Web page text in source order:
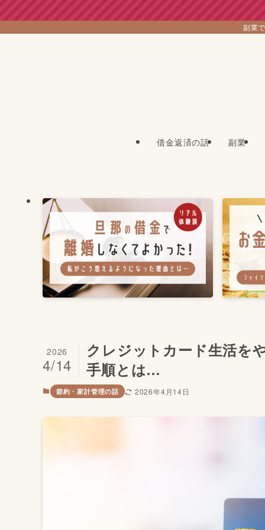
副業
借金返済の話 副業
クレジットカード生活を
手順とは…
2026
4/14
節約・家計管理の話 2026年4月14日